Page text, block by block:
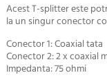
Acest T-splitter este
la un singur conector
Conector 1: Coaxial tata
Conector 2: 2 x coaxial
Impedanta:75 ohmi